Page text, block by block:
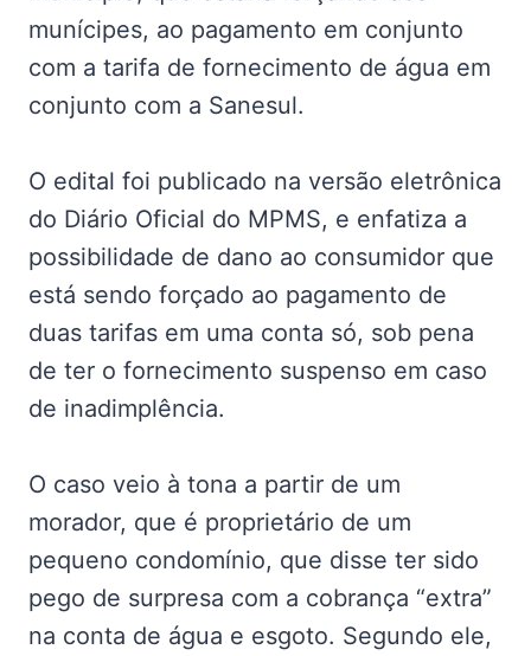
munícipes, ao pagamento em conjunto
com a tarifa de fornecimento de água em
conjunto com a Sanesul.
O edital foi publicado na versão eletrônica
do Diário Oficial do MPMS, e enfatiza a
possibilidade de dano ao consumidor que
está sendo forçado ao pagamento de
duas tarifas em uma conta só, sob pena
de ter o fornecimento suspenso em caso
de inadimplência.
O caso veio à tona a partir de um
morador, que é proprietário de um
pequeno condomínio, que disse ter sido
pego de surpresa com a cobrança “extra”
na conta de água e esgoto. Segundo ele,